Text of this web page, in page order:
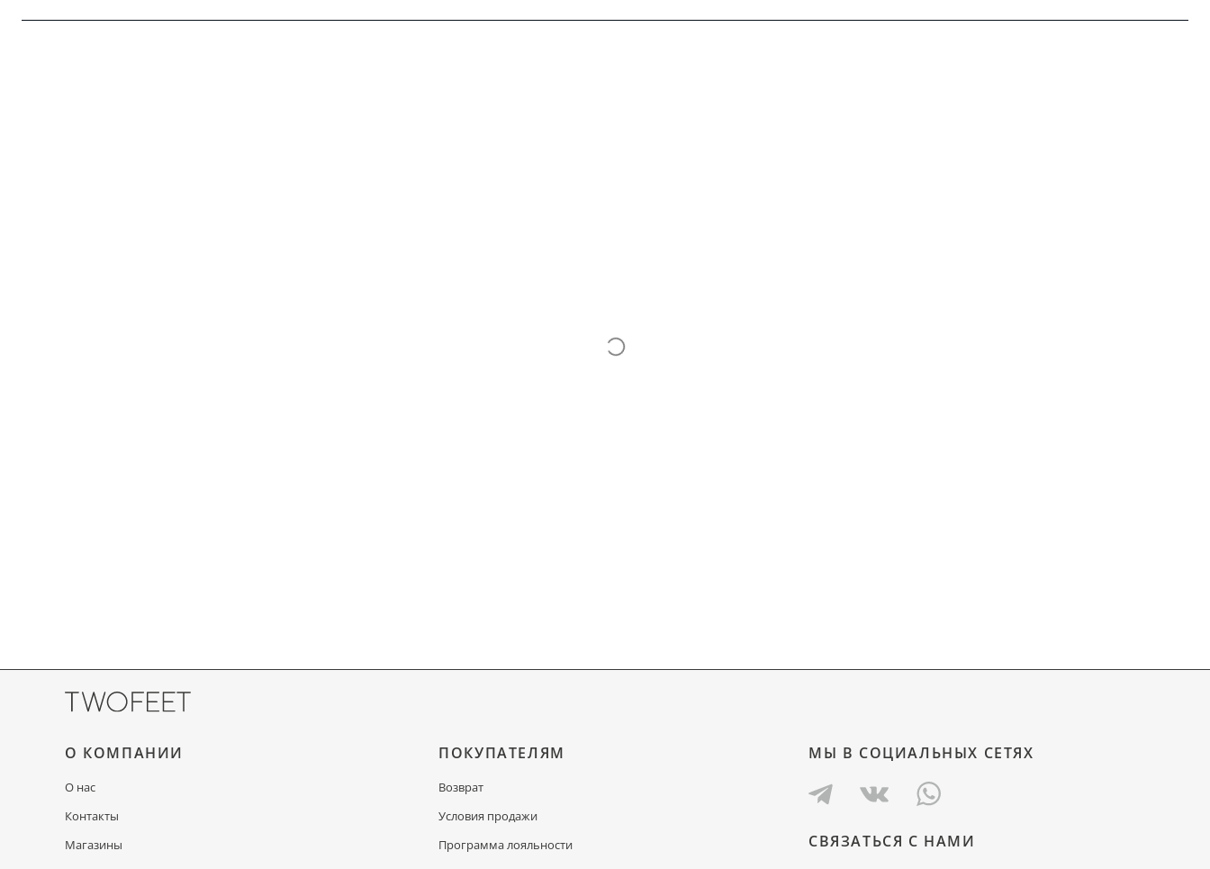
О КОМПАНИИ
О нас
Контакты
Магазины
ПОКУПАТЕЛЯМ
Возврат
Условия продажи
Программа лояльности
МЫ В СОЦИАЛЬНЫХ СЕТЯХ
СВЯЗАТЬСЯ С НАМИ